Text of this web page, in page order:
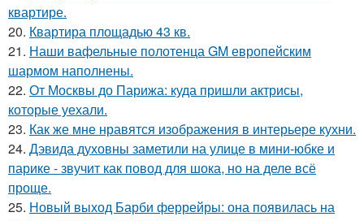
квартире.
20. Квартира площадью 43 кв.
21. Наши вафельные полотенца GM европейским
шармом наполнены.
22. От Москвы до Парижа: куда пришли актрисы,
которые уехали.
23. Как же мне нравятся изображения в интерьере кухни.
24. Дэвида духовны заметили на улице в мини-юбке и
парике - звучит как повод для шока, но на деле всё
проще.
25. Новый выход Барби феррейры: она появилась на